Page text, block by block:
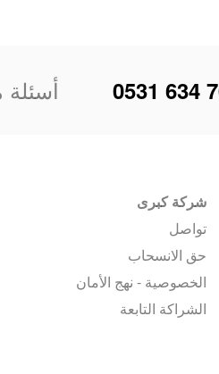
0531 634
شركة كبرى
تواصل
حق الانسحاب
الخصوصية - نهج الأمان
الشراكة التابعة